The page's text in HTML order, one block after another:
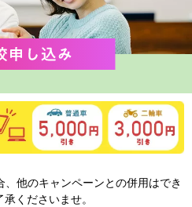
他のキャンペーンとの併用はでき
くださいませ。